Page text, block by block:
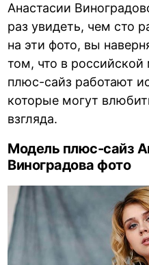
Анастасии
раз увидеть, чем сто
на эти фото, вы
том, что в
плюс-сайз работают
которые могут
взгляда.
Модель плюс-сайз
Виноградова фото